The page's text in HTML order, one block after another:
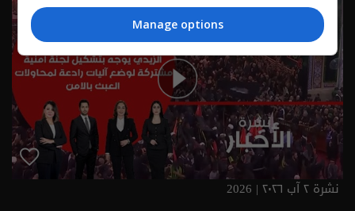
نشرة ٢ آب ٢٠٢٦ | 2026
Manage options